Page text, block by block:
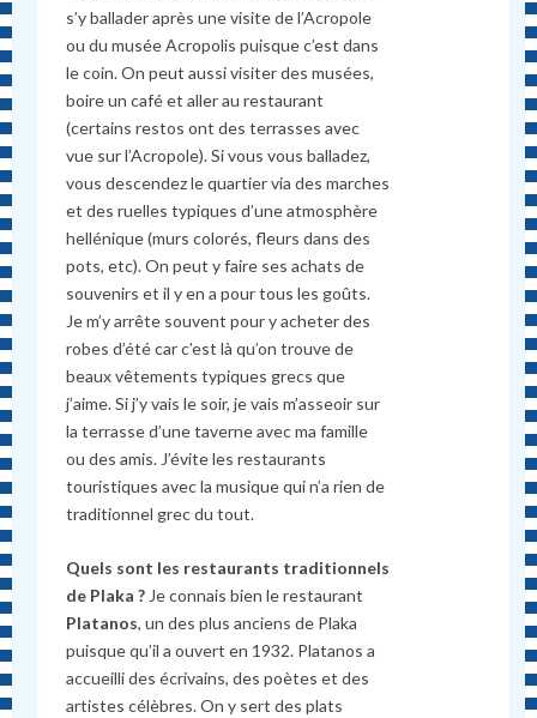
s’y ballader après une visite de l’Acropole
ou du musée Acropolis puisque c’est dans
le coin. On peut aussi visiter des musées,
boire un café et aller au restaurant
(certains restos ont des terrasses avec
vue sur l’Acropole). Si vous vous balladez,
vous descendez le quartier via des marches
et des ruelles typiques d’une atmosphère
hellénique (murs colorés, fleurs dans des
pots, etc). On peut y faire ses achats de
souvenirs et il y en a pour tous les goûts.
Je m’y arrête souvent pour y acheter des
robes d’été car c’est là qu’on trouve de
beaux vêtements typiques grecs que
j’aime. Si j’y vais le soir, je vais m’asseoir sur
la terrasse d’une taverne avec ma famille
ou des amis. J’évite les restaurants
touristiques avec la musique qui n’a rien de
traditionnel grec du tout.
Quels sont les restaurants traditionnels
de Plaka ? Je connais bien le restaurant
Platanos, un des plus anciens de Plaka
puisque qu’il a ouvert en 1932. Platanos a
accueilli des écrivains, des poètes et des
artistes célèbres. On y sert des plats